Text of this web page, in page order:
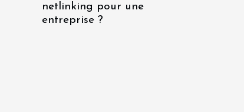
netlinking pour une
entreprise ?